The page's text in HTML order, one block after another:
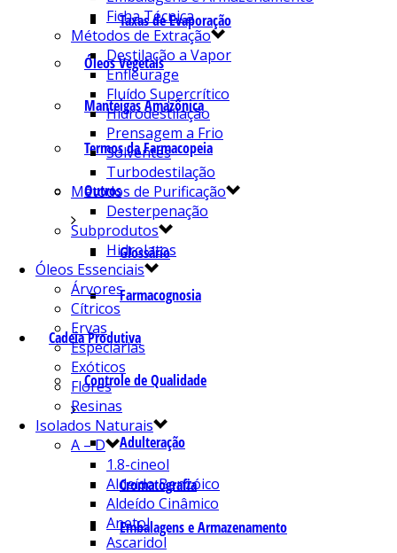
Taxas de Evaporação
Óleos Vegetais
Manteigas Amazônica
Termos da Farmacopeia
Outros
Glossário
Farmacognosia
Cadeia Produtiva
Controle de Qualidade
Adulteração
Cromatografia
Embalagens e Armazenamento
Ficha Técnica
Métodos de Extração
Destilação a Vapor
Enfleurage
Fluído Supercrítico
Hidrodestilação
Prensagem a Frio
Solventes
Turbodestilação
Métodos de Purificação
Desterpenação
Subprodutos
Hidrolatos
Óleos Essenciais
Árvores
Cítricos
Ervas
Especiarias
Exóticos
Flores
Resinas
Isolados Naturais
A – D
1.8-cineol
Aldeído Benzóico
Aldeído Cinâmico
Anetol
Ascaridol